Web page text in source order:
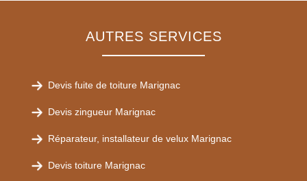
AUTRES SERVICES
Devis fuite de toiture Marignac
Devis zingueur Marignac
Réparateur, installateur de velux Marignac
Devis toiture Marignac